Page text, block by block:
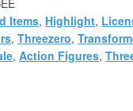
Items, Highlight,
, Threezero,
, Action Figures,